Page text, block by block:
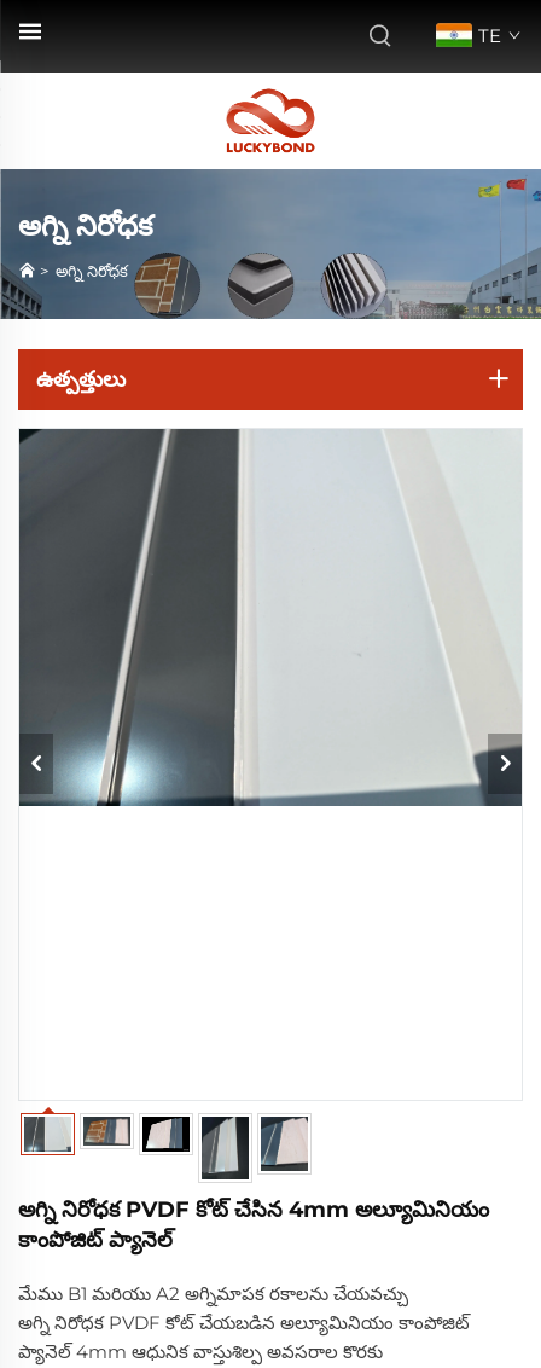
TE
అగ్ని నిరోధక
> అగ్ని నిరోధక
ఉత్పత్తులు
అగ్ని నిరోధక PVDF కోట్ చేసిన 4mm అల్యూమినియం
కాంపోజిట్ ప్యానెల్
మేము B1 మరియు A2 అగ్నిమాపక రకాలను చేయవచ్చు
అగ్ని నిరోధక PVDF కోట్ చేయబడిన అల్యూమినియం కాంపోజిట్
ప్యానెల్ 4mm ఆధునిక వాస్తుశిల్ప అవసరాల కొరకు